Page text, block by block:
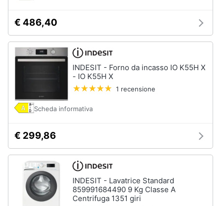
€ 486,40
INDESIT - Forno da incasso IO K55H X
- IO K55H X
1 recensione
Scheda informativa
€ 299,86
INDESIT - Lavatrice Standard
859991684490 9 Kg Classe A
Centrifuga 1351 giri